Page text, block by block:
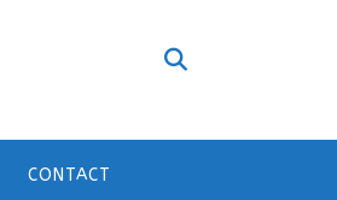
CONTACT